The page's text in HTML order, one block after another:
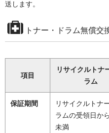
送します。
トナー・ドラム無償交
項目
リサイクルトナ
ラム
保証期間
リサイクルトナ
ラムの受領日か
未満